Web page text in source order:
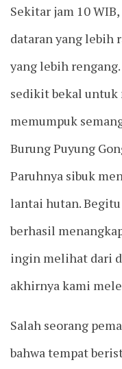
Sekitar jam 10
dataran yang lebih
yang lebih
sedikit bekal untuk
memumpuk
Burung Puyung
Paruhnya sibuk
lantai hutan.
berhasil
ingin melihat dari
akhirnya kami
Salah seorang
bahwa tempat